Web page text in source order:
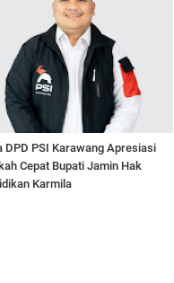
DPD PSI Karawang Apresiasi
Cepat Bupati Jamin Hak
Karmila